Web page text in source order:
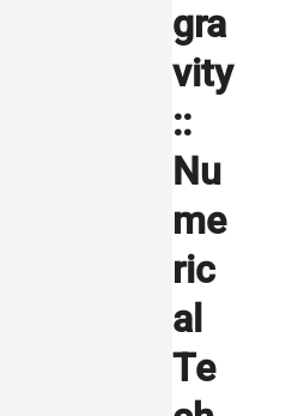
gra
vity
::
Nu
me
ric
al
Te